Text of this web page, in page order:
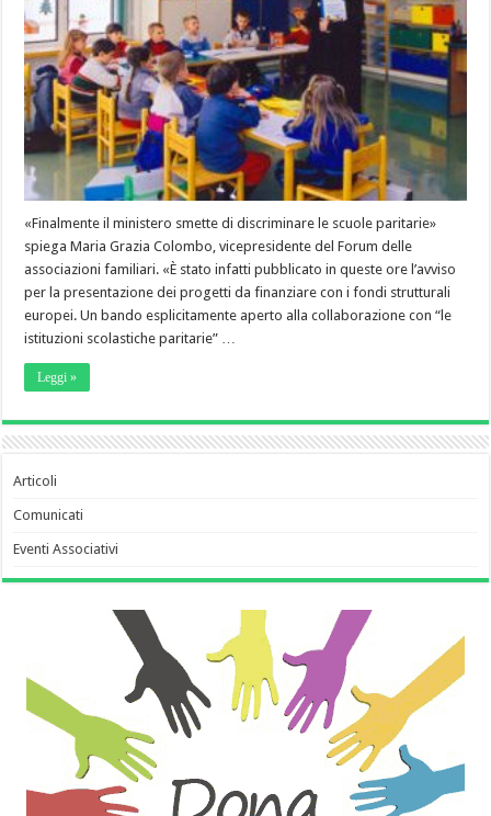
«Finalmente il ministero smette di discriminare le scuole paritarie»
spiega Maria Grazia Colombo, vicepresidente del Forum delle
associazioni familiari. «È stato infatti pubblicato in queste ore l’avviso
per la presentazione dei progetti da finanziare con i fondi strutturali
europei. Un bando esplicitamente aperto alla collaborazione con “le
istituzioni scolastiche paritarie” …
Leggi »
Articoli
Comunicati
Eventi Associativi